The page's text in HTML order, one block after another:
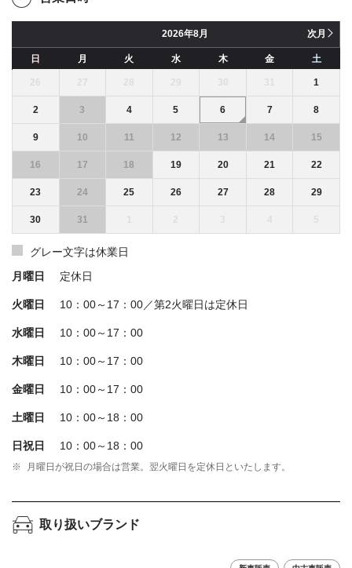
8月 次月
日 月 火 水 木 金 土
1
2 3 4 5 6 7 8
9 10 11 12 13 14 15
16 17 18 19 20 21 22
23 24 25 26 27 28 29
30 31
グレー文字は休業日
月曜日
定休日
火曜日 10：00～17：00／第2火曜日は定休日
水曜日 10：00～17：00
木曜日 10：00～17：00
金曜日 10：00～17：00
土曜日 10：00～18：00
日祝日 10：00～18：00
※ 月曜日が祝日の場合は営業。翌火曜日を定休日といたします。
取り扱いブランド